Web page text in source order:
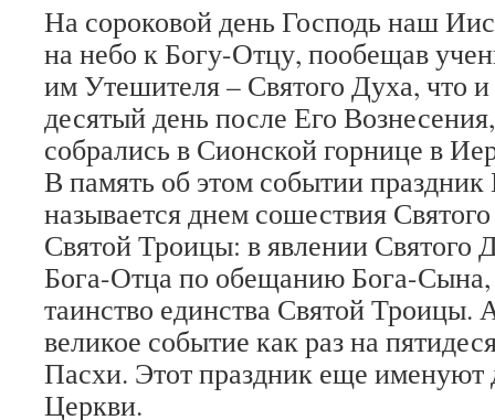
На сороковой день Господь наш
на небо к Богу-Отцу, пообещав
им Утешителя – Святого Духа, что
десятый день после Его
собрались в Сионской горнице в
В память об этом событии
называется днем сошествия
Святой Троицы: в явлении Святого
Бога-Отца по обещанию Бога-Сына,
таинство единства Святой Троицы.
великое событие как раз на
Пасхи. Этот праздник еще именуют
Церкви.